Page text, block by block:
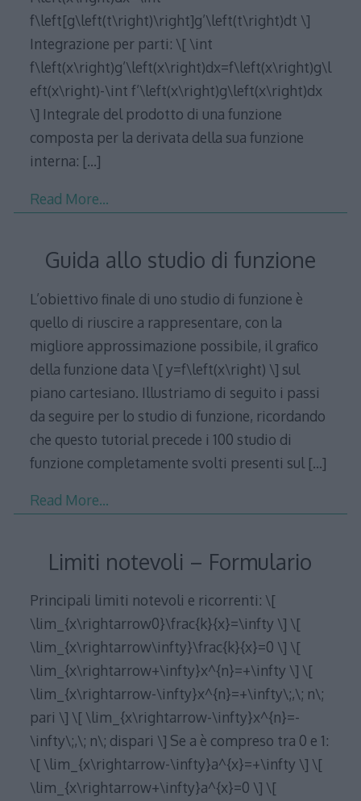
f\left[g\left(t\right)\right]g’\left(t\right)dt \]
Integrazione per parti: \[ \int
f\left(x\right)g’\left(x\right)dx=f\left(x\right)g\l
eft(x\right)-\int f’\left(x\right)g\left(x\right)dx
\] Integrale del prodotto di una funzione
composta per la derivata della sua funzione
interna: […]
Read More…
Guida allo studio di funzione
L’obiettivo finale di uno studio di funzione è
quello di riuscire a rappresentare, con la
migliore approssimazione possibile, il grafico
della funzione data \[ y=f\left(x\right) \] sul
piano cartesiano. Illustriamo di seguito i passi
da seguire per lo studio di funzione, ricordando
che questo tutorial precede i 100 studio di
funzione completamente svolti presenti sul […]
Read More…
Limiti notevoli – Formulario
Principali limiti notevoli e ricorrenti: \[
\lim_{x\rightarrow0}\frac{k}{x}=\infty \] \[
\lim_{x\rightarrow\infty}\frac{k}{x}=0 \] \[
\lim_{x\rightarrow+\infty}x^{n}=+\infty \] \[
\lim_{x\rightarrow-\infty}x^{n}=+\infty\;,\; n\;
pari \] \[ \lim_{x\rightarrow-\infty}x^{n}=-
\infty\;,\; n\; dispari \] Se a è compreso tra 0 e 1:
\[ \lim_{x\rightarrow-\infty}a^{x}=+\infty \] \[
\lim_{x\rightarrow+\infty}a^{x}=0 \] \[